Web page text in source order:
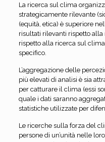
La ricerca sul clima
strategicamente rilevante
(equità, etica) è superiore
risultati rilevanti rispetto
rispetto alla ricerca sul
specifico.
L’aggregazione delle
più elevati di analisi è sia
per catturare il clima (essi
quale i dati saranno
statistiche utilizzate per
Le ricerche sulla forza del
persone di un’unità nelle